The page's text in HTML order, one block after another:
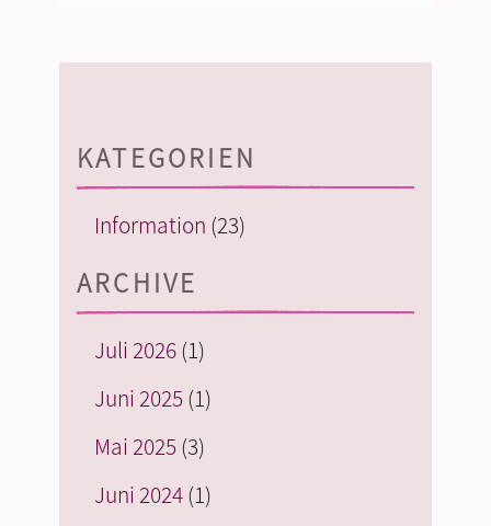
KATEGORIEN
Information (23)
ARCHIVE
Juli 2026(1)
Juni 2025(1)
Mai 2025(3)
Juni 2024(1)